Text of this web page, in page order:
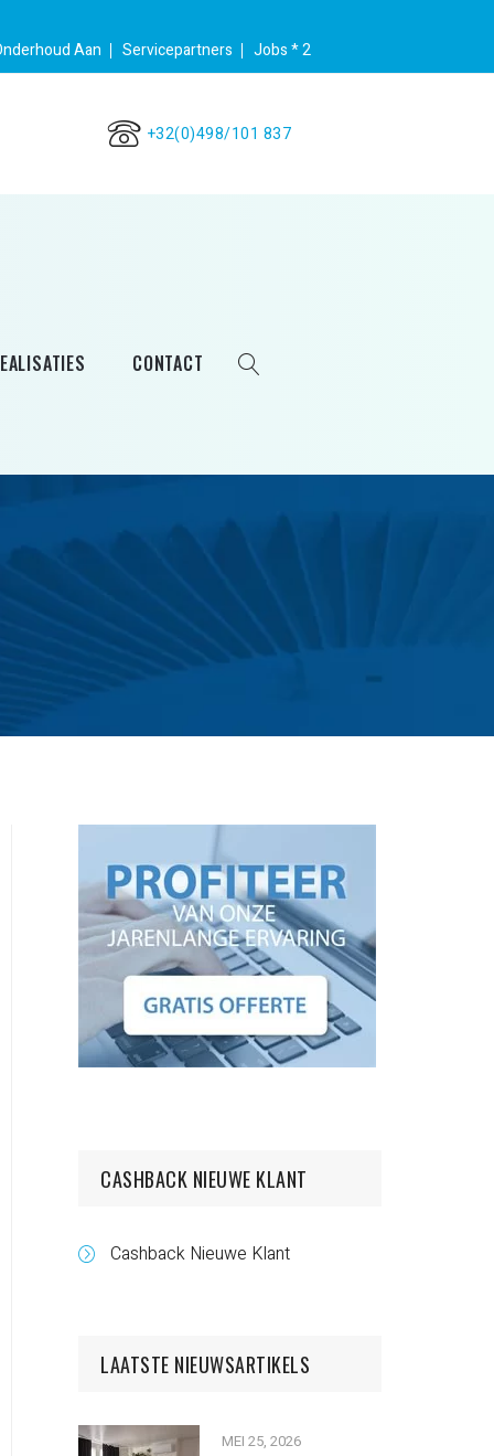
Aan Servicepartners Jobs * 2
+32(0)498/101 837
CONTACT
CASHBACK NIEUWE KLANT
Cashback Nieuwe Klant
LAATSTE NIEUWSARTIKELS
MEI 25, 2026